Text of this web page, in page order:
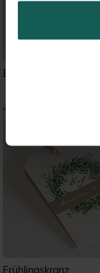
Eleganz in rosa
Frühlingskranz